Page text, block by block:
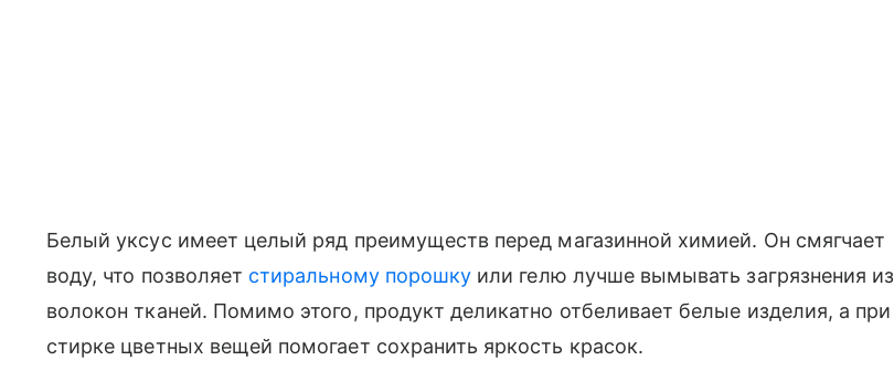
Белый уксус имеет целый ряд преимуществ перед магазинной химией. Он смягчает
воду, что позволяет стиральному порошку или гелю лучше вымывать загрязнения из
волокон тканей. Помимо этого, продукт деликатно отбеливает белые изделия, а при
стирке цветных вещей помогает сохранить яркость красок.